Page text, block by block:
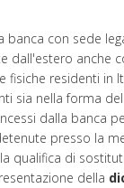
banca con sede
dall'estero anche
fisiche residenti in
sia nella forma
dalla banca
presso la
qualifica di
della